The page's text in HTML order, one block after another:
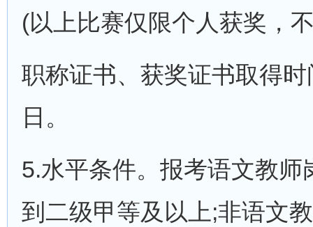
(以上比赛仅限个人获奖，
职称证书、获奖证书取得
日。
5.水平条件。报考语文教
到二级甲等及以上;非语文